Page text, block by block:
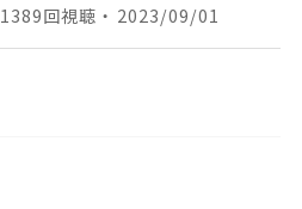
1389回視聴 ・ 2023/09/01